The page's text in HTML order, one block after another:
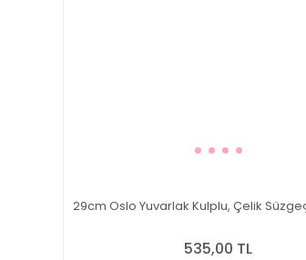
29cm Oslo Yuvarlak Kulplu, Çelik
535,00 TL